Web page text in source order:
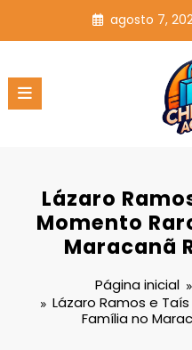
o
agosto 7,
Lázaro
Momento
Maracanã
Página inicial
Lázaro Ramos e
Família no